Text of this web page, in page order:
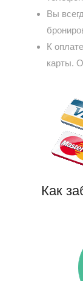
Вы
К
карты.
Как